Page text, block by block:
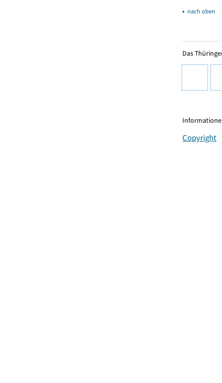
▴ nach oben
Das
Copyright